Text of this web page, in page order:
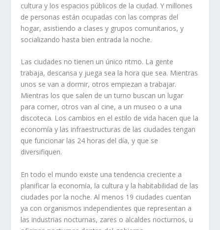
cultura y los espacios públicos de la ciudad. Y millones
de personas están ocupadas con las compras del
hogar, asistiendo a clases y grupos comunitarios, y
socializando hasta bien entrada la noche.
Las ciudades no tienen un único ritmo. La gente
trabaja, descansa y juega sea la hora que sea. Mientras
unos se van a dormir, otros empiezan a trabajar.
Mientras los que salen de un turno buscan un lugar
para comer, otros van al cine, a un museo o a una
discoteca. Los cambios en el estilo de vida hacen que la
economía y las infraestructuras de las ciudades tengan
que funcionar las 24 horas del día, y que se
diversifiquen.
En todo el mundo existe una tendencia creciente a
planificar la economía, la cultura y la habitabilidad de las
ciudades por la noche. Al menos 19 ciudades cuentan
ya con organismos independientes que representan a
las industrias nocturnas, zares o alcaldes nocturnos, u